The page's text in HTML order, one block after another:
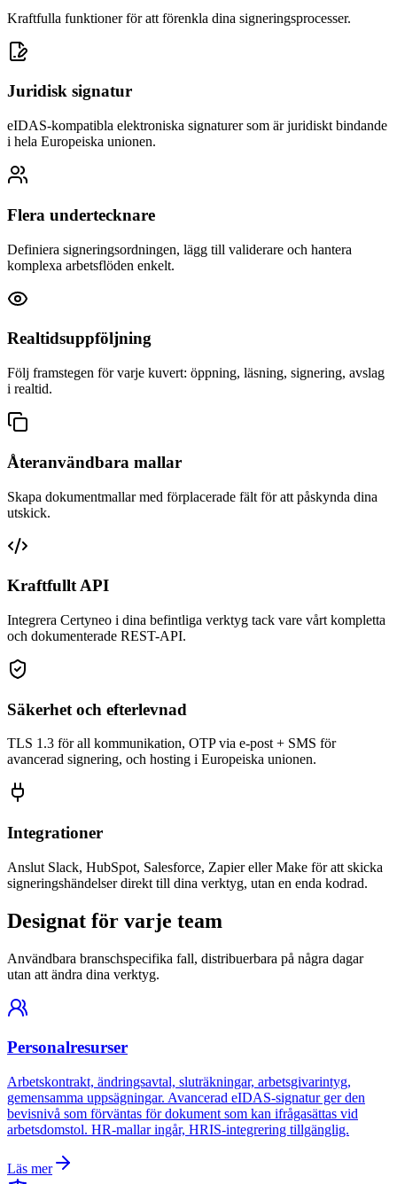
Kraftfulla funktioner för att förenkla dina signeringsprocesser.
Juridisk signatur
eIDAS-kompatibla elektroniska signaturer som är juridiskt bindande
i hela Europeiska unionen.
Flera undertecknare
Definiera signeringsordningen, lägg till validerare och hantera
komplexa arbetsflöden enkelt.
Realtidsuppföljning
Följ framstegen för varje kuvert: öppning, läsning, signering, avslag
i realtid.
Återanvändbara mallar
Skapa dokumentmallar med förplacerade fält för att påskynda dina
utskick.
Kraftfullt API
Integrera Certyneo i dina befintliga verktyg tack vare vårt kompletta
och dokumenterade REST-API.
Säkerhet och efterlevnad
TLS 1.3 för all kommunikation, OTP via e-post + SMS för
avancerad signering, och hosting i Europeiska unionen.
Integrationer
Anslut Slack, HubSpot, Salesforce, Zapier eller Make för att skicka
signeringshändelser direkt till dina verktyg, utan en enda kodrad.
Designat för varje team
Användbara branschspecifika fall, distribuerbara på några dagar
utan att ändra dina verktyg.
Personalresurser
Arbetskontrakt, ändringsavtal, sluträkningar, arbetsgivarintyg,
gemensamma uppsägningar. Avancerad eIDAS-signatur ger den
bevisnivå som förväntas för dokument som kan ifrågasättas vid
arbetsdomstol. HR-mallar ingår, HRIS-integrering tillgänglig.
Läs mer